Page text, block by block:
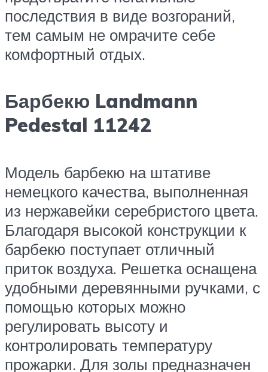
последствия в виде возгораний,
тем самым не омрачите себе
комфортный отдых.
Барбекю Landmann
Pedestal 11242
Модель барбекю на штативе
немецкого качества, выполненная
из нержавейки серебристого цвета.
Благодаря высокой конструкции к
барбекю поступает отличный
приток воздуха. Решетка оснащена
удобными деревянными ручками, с
помощью которых можно
регулировать высоту и
контролировать температуру
прожарки. Для золы предназначен